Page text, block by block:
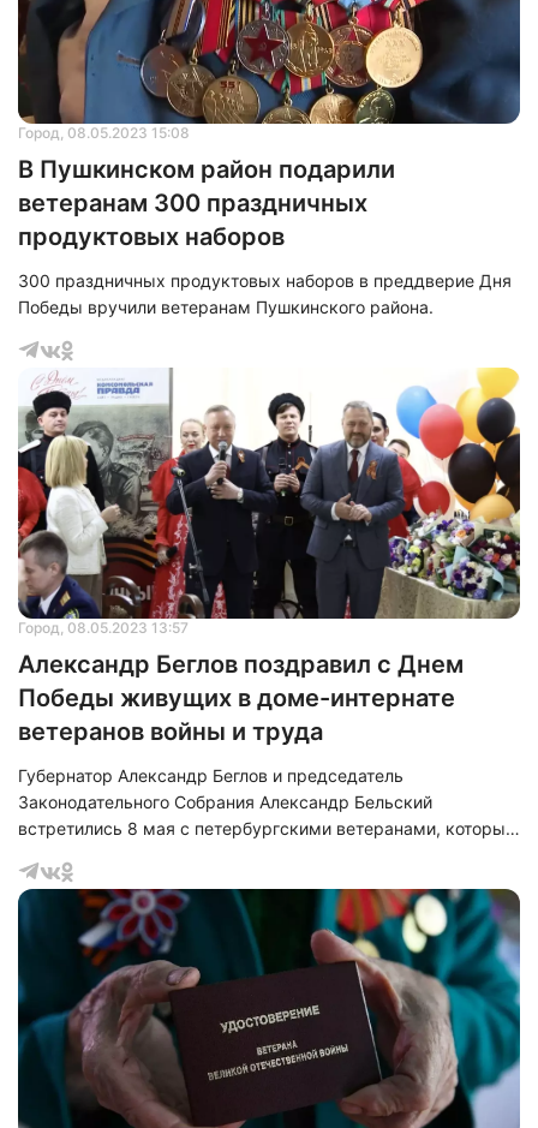
Город, 08.05.2023 15:08
В Пушкинском район подарили
ветеранам 300 праздничных
продуктовых наборов
300 праздничных продуктовых наборов в преддверие Дня
Победы вручили ветеранам Пушкинского района.
Город, 08.05.2023 13:57
Александр Беглов поздравил с Днем
Победы живущих в доме-интернате
ветеранов войны и труда
Губернатор Александр Беглов и председатель
Законодательного Собрания Александр Бельский
встретились 8 мая с петербургскими ветеранами, которые
на Вязовой улице.